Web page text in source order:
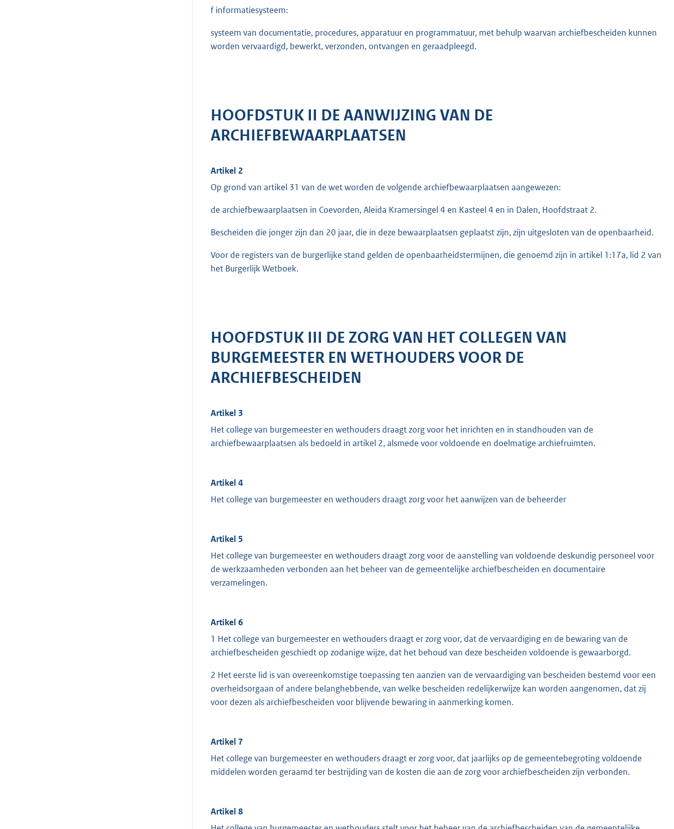
f informatiesysteem:
systeem van documentatie, procedures, apparatuur en programmatuur, met behulp waarvan archiefbescheiden kunnen
worden vervaardigd, bewerkt, verzonden, ontvangen en geraadpleegd.
HOOFDSTUK II DE AANWIJZING VAN DE
ARCHIEFBEWAARPLAATSEN
Artikel 2
Op grond van artikel 31 van de wet worden de volgende archiefbewaarplaatsen aangewezen:
de archiefbewaarplaatsen in Coevorden, Aleida Kramersingel 4 en Kasteel 4 en in Dalen, Hoofdstraat 2.
Bescheiden die jonger zijn dan 20 jaar, die in deze bewaarplaatsen geplaatst zijn, zijn uitgesloten van de openbaarheid.
Voor de registers van de burgerlijke stand gelden de openbaarheidstermijnen, die genoemd zijn in artikel 1:17a, lid 2 van
het Burgerlijk Wetboek.
HOOFDSTUK III DE ZORG VAN HET COLLEGEN VAN
BURGEMEESTER EN WETHOUDERS VOOR DE
ARCHIEFBESCHEIDEN
Artikel 3
Het college van burgemeester en wethouders draagt zorg voor het inrichten en in standhouden van de
archiefbewaarplaatsen als bedoeld in artikel 2, alsmede voor voldoende en doelmatige archiefruimten.
Artikel 4
Het college van burgemeester en wethouders draagt zorg voor het aanwijzen van de beheerder
Artikel 5
Het college van burgemeester en wethouders draagt zorg voor de aanstelling van voldoende deskundig personeel voor
de werkzaamheden verbonden aan het beheer van de gemeentelijke archiefbescheiden en documentaire
verzamelingen.
Artikel 6
1 Het college van burgemeester en wethouders draagt er zorg voor, dat de vervaardiging en de bewaring van de
archiefbescheiden geschiedt op zodanige wijze, dat het behoud van deze bescheiden voldoende is gewaarborgd.
2 Het eerste lid is van overeenkomstige toepassing ten aanzien van de vervaardiging van bescheiden bestemd voor een
overheidsorgaan of andere belanghebbende, van welke bescheiden redelijkerwijze kan worden aangenomen, dat zij
voor dezen als archiefbescheiden voor blijvende bewaring in aanmerking komen.
Artikel 7
Het college van burgemeester en wethouders draagt er zorg voor, dat jaarlijks op de gemeentebegroting voldoende
middelen worden geraamd ter bestrijding van de kosten die aan de zorg voor archiefbescheiden zijn verbonden.
Artikel 8